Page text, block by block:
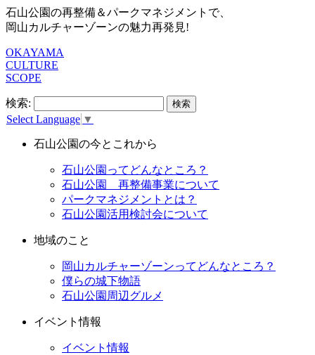
石山公園の再整備＆パークマネジメントで、
岡山カルチャーゾーンの魅力再発見!
OKAYAMA
CULTURE
SCOPE
検索:
Select Language ▼
石山公園の今とこれから
石山公園ってどんなところ？
石山公園 再整備事業について
パークマネジメントとは？
石山公園活用検討会について
地域のこと
岡山カルチャーゾーンってどんなところ？
僕らの城下物語
石山公園周辺グルメ
イベント情報
イベント情報